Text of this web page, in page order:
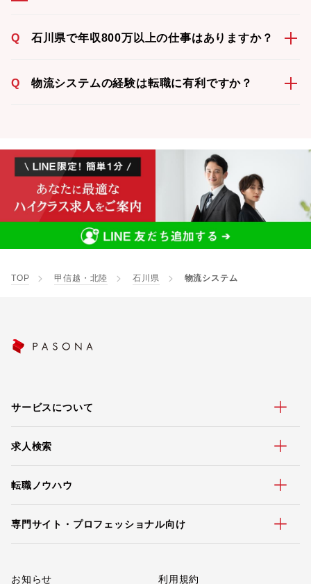
Q 石川県で年収800万以上の仕事はありますか？
Q 物流システムの経験は転職に有利ですか？
TOP 甲信越・北陸 石川県 物流システム
サービスについて
求人検索
転職ノウハウ
専門サイト・プロフェッショナル向け
お知らせ 利用規約